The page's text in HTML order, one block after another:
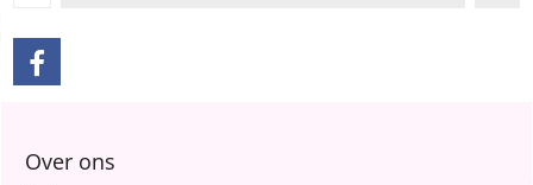
Over ons